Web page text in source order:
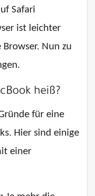
Safari
ist leichter
Nun zu
heiß?
für eine
Hier sind einige
einer